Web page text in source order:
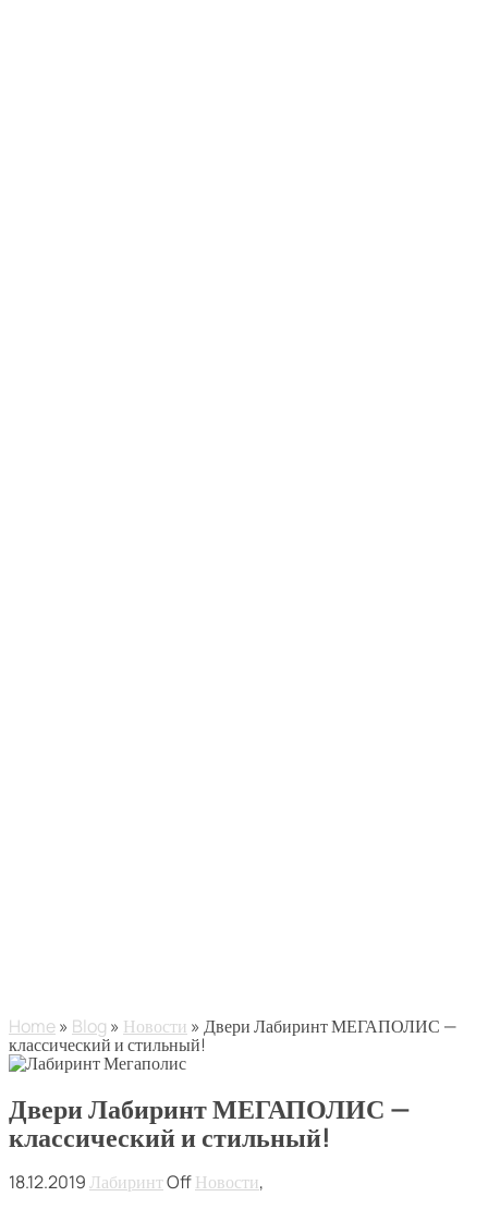
Home» Blog » Новости » Двери Лабиринт МЕГАПОЛИС —
классический и стильный!
Двери Лабиринт МЕГАПОЛИС —
классический и стильный!
18.12.2019ЛабиринтOffНовости,